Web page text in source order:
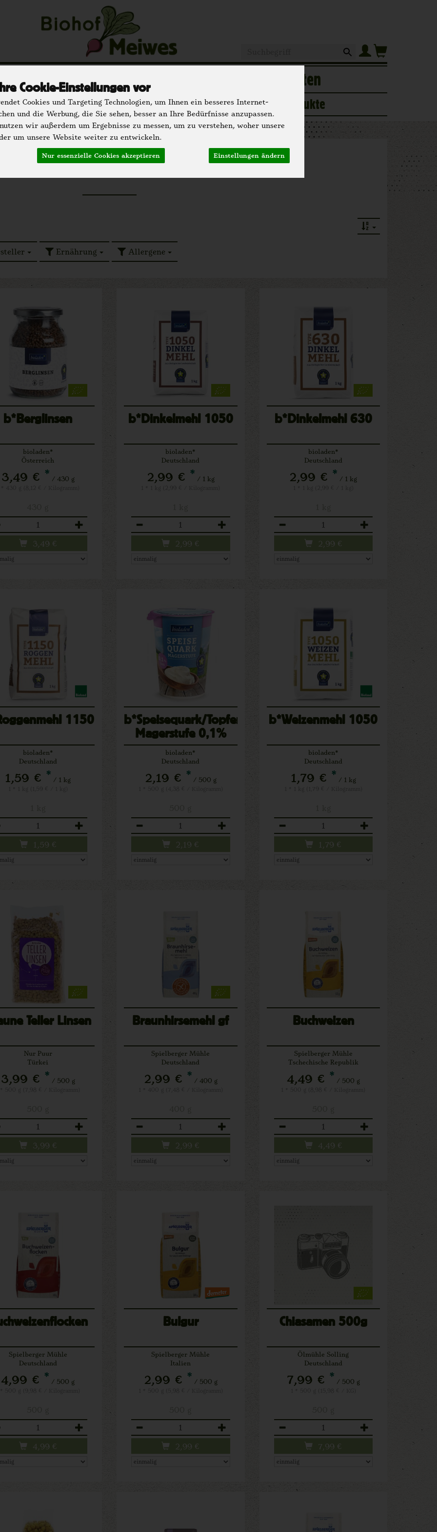
Cookie-Einstellungen vor
Cookies und Targeting Technologien, um Ihnen ein besseres Internet-
und die Werbung, die Sie sehen, besser an Ihre Bedürfnisse anzupassen.
wir außerdem um Ergebnisse zu messen, um zu verstehen, woher unsere
um unsere Website weiter zu entwickeln.
Nur essenzielle Cookies akzeptieren Einstellungen ändern
Speisekammer Getränke Bäckerei Drogerie Neue Produkte
Regionale Partner Einkaufen Hofgeschichten
& Hülsenfrüchte
Ernährung Allergene
b*Berglinsen
bioladen*
Österreich
3,49 € * / 430 g
3,49 €
b*Dinkelmehl 1050
bioladen*
Deutschland
2,99 € * / 1 kg
Anzahl
2,99 €
b*Dinkelmehl 630
bioladen*
Deutschland
2,99 € * / 1 kg
Anzahl
2,99 €
1150
bioladen*
Deutschland
1,59 € * / 1 kg
1,59 €
b*Speisequark/Topfen
Magerstufe 0,1%
bioladen*
Deutschland
2,19 € * / 500 g
Anzahl
2,19 €
b*Weizenmehl 1050
bioladen*
Deutschland
1,79 € * / 1 kg
Anzahl
1,79 €
Teller Linsen
Nur Puur
Türkei
3,99 € * / 500 g
3,99 €
Braunhirsemehl gf
Spielberger Mühle
Deutschland
2,99 € * / 400 g
Anzahl
2,99 €
Buchweizen
Spielberger Mühle
Tschechische Republik
4,49 € * / 500 g
Anzahl
4,49 €
Spielberger Mühle
Deutschland
4,99 € * / 500 g
4,99 €
Bulgur
Spielberger Mühle
Italien
2,99 € * / 500 g
Anzahl
2,99 €
Chiasamen 500g
Ölmühle Solling
Deutschland
7,99 € * / 500 g
Anzahl
7,99 €